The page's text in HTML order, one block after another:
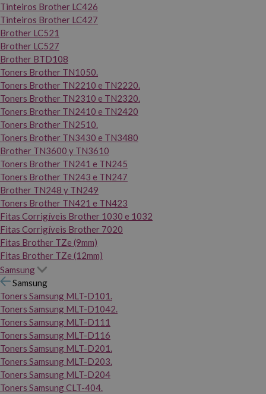
Tinteiros Brother LC426
Tinteiros Brother LC427
Brother LC521
Brother LC527
Brother BTD108
Toners Brother TN1050.
Toners Brother TN2210 e TN2220.
Toners Brother TN2310 e TN2320.
Toners Brother TN2410 e TN2420
Toners Brother TN2510.
Toners Brother TN3430 e TN3480
Brother TN3600 y TN3610
Toners Brother TN241 e TN245
Toners Brother TN243 e TN247
Brother TN248 y TN249
Toners Brother TN421 e TN423
Fitas Corrigíveis Brother 1030 e 1032
Fitas Corrigíveis Brother 7020
Fitas Brother TZe (9mm)
Fitas Brother TZe (12mm)
Samsung
Samsung
Toners Samsung MLT-D101.
Toners Samsung MLT-D1042.
Toners Samsung MLT-D111
Toners Samsung MLT-D116
Toners Samsung MLT-D201.
Toners Samsung MLT-D203.
Toners Samsung MLT-D204
Toners Samsung CLT-404.